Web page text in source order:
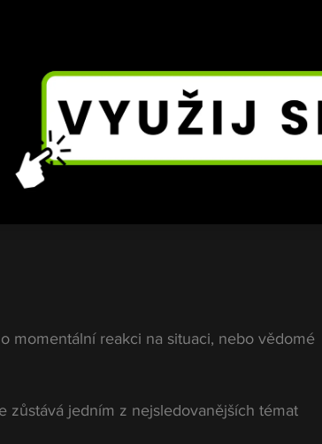
ale zároveň připomněl část své
momentální reakci na situaci, nebo vědomé
zůstává jedním z nejsledovanějších témat